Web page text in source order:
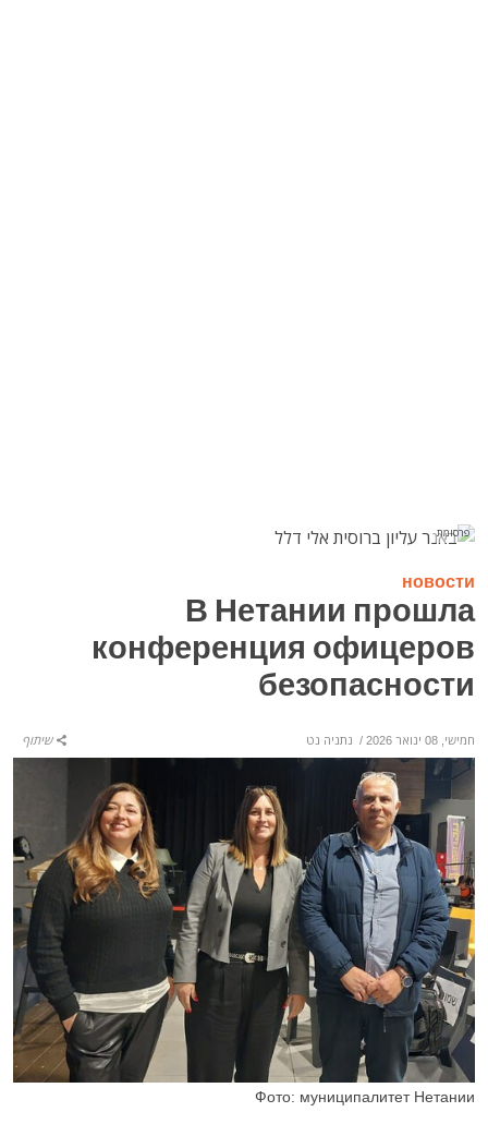
פרסומת
новости
В Нетании прошла
конференция офицеров
безопасности
חמישי, 08 ינואר 2026 / נתניה נט שיתוף
Фото: муниципалитет Нетании